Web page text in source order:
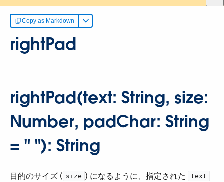
Copy as Markdown
rightPad
rightPad(text: String, size:
Number, padChar: String
= " "): String
目的のサイズ (​ size ​) になるように、指定された ​ text